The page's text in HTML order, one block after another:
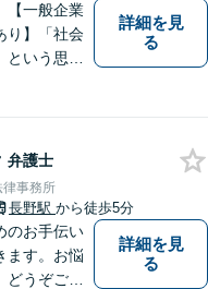
【一般企業
り】「社会
いう思い
命に働き
・交通事故
談くださ
詳細を見
る
弁護士
律事務所
長野駅 から徒歩5分
のお手伝い
ます。お悩
うぞご相
詳細を見
る